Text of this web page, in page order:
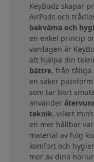
KeyBudz skapar
AirPods och
bekväma och
en enkel princip
vardagen är
att hjälpa din
bättre, från tåliga
en säker
som tar bort
använder
teknik, vilket
en mer hållbar
material av hög
komfort och
mer av dina